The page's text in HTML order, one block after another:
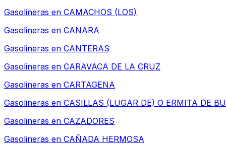
Gasolineras en CAMACHOS (LOS)
Gasolineras en CANARA
Gasolineras en CANTERAS
Gasolineras en CARAVACA DE LA CRUZ
Gasolineras en CARTAGENA
Gasolineras en CASILLAS (LUGAR DE) O ERMITA DE
Gasolineras en CAZADORES
Gasolineras en CAÑADA HERMOSA